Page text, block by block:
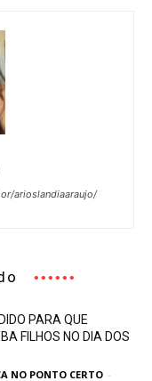
arioslandiaaraujo/
PARA QUE
FILHOS NO DIA DOS
NO PONTO CERTO -